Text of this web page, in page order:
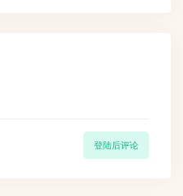
登陆后评论